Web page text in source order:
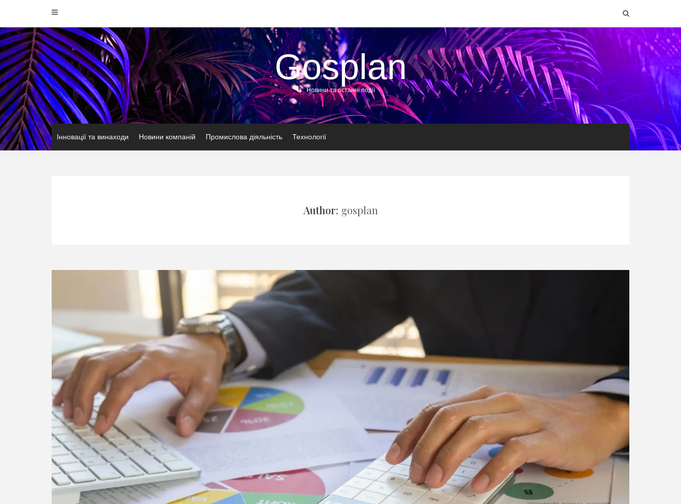
Gosplan
Новини та останні події
Інновації та винаходи Новини компаній Промислова діяльність Технології
Author: gosplan